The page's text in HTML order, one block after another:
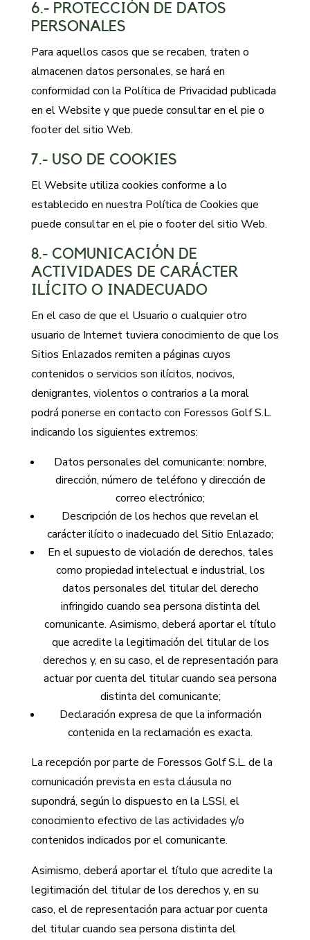
6.- PROTECCIÓN DE DATOS
PERSONALES
Para aquellos casos que se recaben, traten o
almacenen datos personales, se hará en
conformidad con la Política de Privacidad publicada
en el Website y que puede consultar en el pie o
footer del sitio Web.
7.- USO DE COOKIES
El Website utiliza cookies conforme a lo
establecido en nuestra Política de Cookies que
puede consultar en el pie o footer del sitio Web.
8.- COMUNICACIÓN DE
ACTIVIDADES DE CARÁCTER
ILÍCITO O INADECUADO
En el caso de que el Usuario o cualquier otro
usuario de Internet tuviera conocimiento de que los
Sitios Enlazados remiten a páginas cuyos
contenidos o servicios son ilícitos, nocivos,
denigrantes, violentos o contrarios a la moral
podrá ponerse en contacto con Foressos Golf S.L.
indicando los siguientes extremos:
Datos personales del comunicante: nombre,
dirección, número de teléfono y dirección de
correo electrónico;
Descripción de los hechos que revelan el
carácter ilícito o inadecuado del Sitio Enlazado;
En el supuesto de violación de derechos, tales
como propiedad intelectual e industrial, los
datos personales del titular del derecho
infringido cuando sea persona distinta del
comunicante. Asimismo, deberá aportar el título
que acredite la legitimación del titular de los
derechos y, en su caso, el de representación para
actuar por cuenta del titular cuando sea persona
distinta del comunicante;
Declaración expresa de que la información
contenida en la reclamación es exacta.
La recepción por parte de Foressos Golf S.L. de la
comunicación prevista en esta cláusula no
supondrá, según lo dispuesto en la LSSI, el
conocimiento efectivo de las actividades y/o
contenidos indicados por el comunicante.
Asimismo, deberá aportar el título que acredite la
legitimación del titular de los derechos y, en su
caso, el de representación para actuar por cuenta
del titular cuando sea persona distinta del